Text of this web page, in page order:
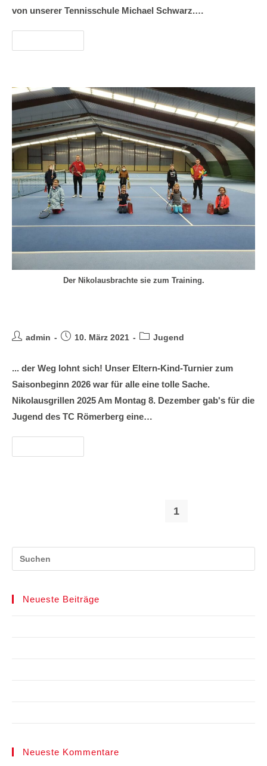
von unserer Tennisschule Michael Schwarz.…
Der Nikolausbrachte sie zum Training.
admin 10. März 2021 Jugend
... der Weg lohnt sich! Unser Eltern-Kind-Turnier zum
Saisonbeginn 2026 war für alle eine tolle Sache.
Nikolausgrillen 2025 Am Montag 8. Dezember gab's für die
Jugend des TC Römerberg eine…
1
Neueste Beiträge
Neueste Kommentare